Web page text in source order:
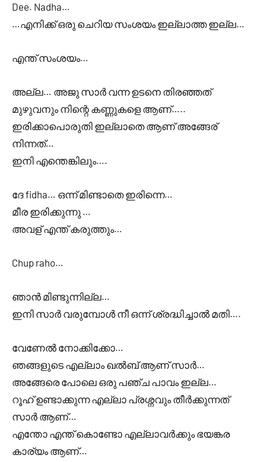
Dee. Nadha…
…എനിക്ക് ഒരു ചെറിയ സംശയം ഇല്ലാത്ത ഇല്ല…
എന്ത് സംശയം…
അല്ല… അജു സാർ വന്ന ഉടനെ തിരഞ്ഞത്
മുഴുവനും നിന്റെ കണ്ണുകളെ ആണ്…..
ഇരിക്കാപൊരുതി ഇല്ലാതെ ആണ് അങ്ങേര്
നിന്നത്…
ഇനി എന്തെങ്കിലും….
ദേ fidha… ഒന്ന് മിണ്ടാതെ ഇരിന്നെ…
മീര ഇരിക്കുന്നു …
അവള് എന്ത് കരുത്തും…
Chup raho…
ഞാൻ മിണ്ടുന്നില്ല…
ഇനി സാർ വരുമ്പോൾ നീ ഒന്ന് ശ്രദ്ധിച്ചാൽ മതി….
വേണേൽ നോക്കിക്കോ…
ഞങ്ങളുടെ എല്ലാം ഖൽബ് ആണ് സാർ…
അങ്ങേരെ പോലെ ഒരു പഞ്ച പാവം ഇല്ല…
റൂഹ് ഉണ്ടാക്കുന്ന എല്ലാ പ്രശ്നവും തീർക്കുന്നത്
സാർ ആണ്…
എന്തോ എന്ത് കൊണ്ടോ എല്ലാവർക്കും ഭയങ്കര
കാര്യം ആണ്…